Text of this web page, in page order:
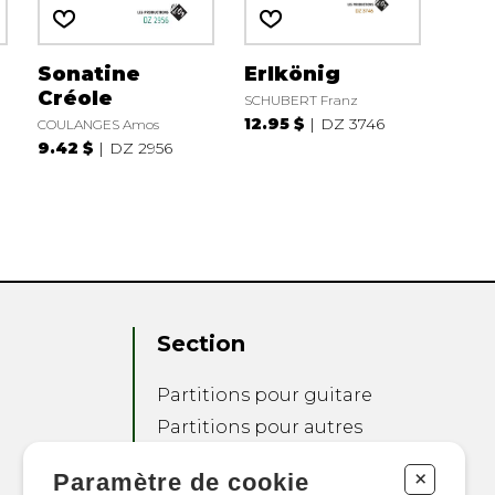
Sonatine
Créole
COULANGES Amos
9.42 $ DZ 2956
Erlkönig
SCHUBERT Franz
12.95 $ DZ 3746
Section
Partitions pour guitare
Partitions pour autres
Partitions pour
Paramètre de cookie +